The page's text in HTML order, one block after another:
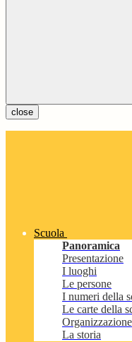
close
Scuola
Panoramica
Presentazione
I luoghi
Le persone
I numeri della
Le carte della
Organizzazione
La storia